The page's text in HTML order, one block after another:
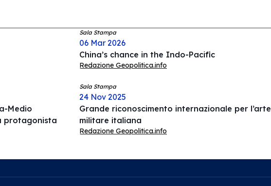
Sala Stampa
06 Mar 2026
China’s chance in the Indo-Pacific
Redazione Geopolitica.info
Medio
protagonista
Sala Stampa
24 Nov 2025
Grande riconoscimento internazionale per l’arte
militare italiana
Redazione Geopolitica.info